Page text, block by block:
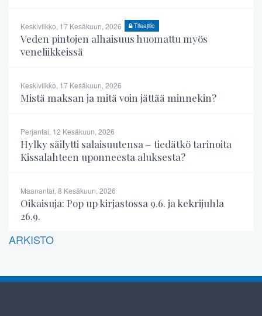
Keskiviikko, 17 Kesäkuun, 2026 Tilaajille
Veden pintojen alhaisuus huomattu myös
veneliikkeissä
Keskiviikko, 17 Kesäkuun, 2026
Mistä maksan ja mitä voin jättää minnekin?
Perjantai, 12 Kesäkuun, 2026
Hylky säilytti salaisuutensa – tiedätkö tarinoita
Kissalahteen uponneesta aluksesta?
Maanantai, 8 Kesäkuun, 2026
Oikaisuja: Pop up kirjastossa 9.6. ja kekrijuhla
26.9.
ARKISTO